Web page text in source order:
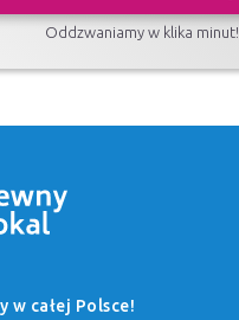
Oddzwaniamy w klika minut!
w całej Polsce!